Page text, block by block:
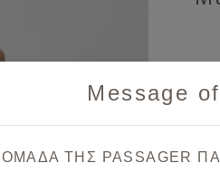
Message
ΤΗΣ PASSAGER